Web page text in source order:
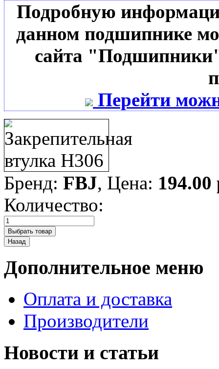
Подробную
данном подшипнике
сайта
Перейти
Бренд: FBJ, Цена: 194.00
Количество:
Дополнительное меню
Оплата и доставка
Производители
Новости и статьи